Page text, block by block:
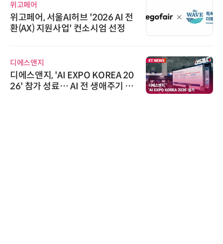
위고페어
위고페어, 서울AI허브 '2026 AI 전
환(AX) 지원사업' 컨소시엄 선정
디에스앤지
디에스앤지, 'AI EXPO KOREA 20
26' 참가 성료… AI 전 생애주기 아